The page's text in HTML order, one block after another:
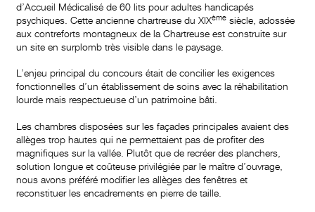
d’Accueil Médicalisé de 60 lits pour adultes handicapés
psychiques. Cette ancienne chartreuse du XIXèmesiècle, adossée
aux contreforts montagneux de la Chartreuse est construite sur
un site en surplomb très visible dans le paysage.
L’enjeu principal du concours était de concilier les exigences
fonctionnelles d’un établissement de soins avec la réhabilitation
lourde mais respectueuse d’un patrimoine bâti.
Les chambres disposées sur les façades principales avaient des
allèges trop hautes qui ne permettaient pas de profiter des
magnifiques sur la vallée. Plutôt que de recréer des planchers,
solution longue et coûteuse privilégiée par le maître d’ouvrage,
nous avons préféré modifier les allèges des fenêtres et
reconstituer les encadrements en pierre de taille.